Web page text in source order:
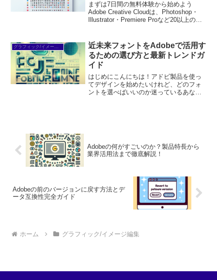
まずは7日間の無料体験から始めよう
Adobe Creative Cloudは、Photoshop・
Illustrator・Premiere Proなど20以上のア
→※...
グラフィック/イメージ編集
近未来フォントをAdobeで活用す
るための選び方と最新トレンドガ
イド
はじめにこんにちは！アドビ製品を使っ
てデザインを始めたいけれど、どのフォ
ントを選べばいいのか迷っているあなた
Adobeの何がすごいのか？製品特長から
業界活用法まで徹底解説！
Adobeの前のバージョンに戻す方法とデ
ータ互換性完全ガイド
ホーム グラフィック/イメージ編集